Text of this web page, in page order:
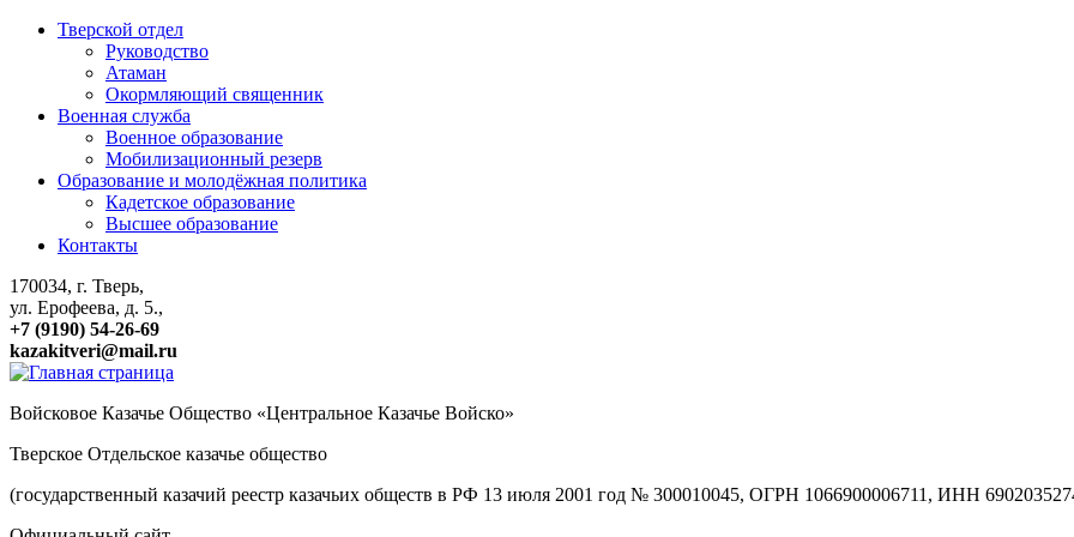
Тверской отдел
Руководство
Атаман
Окормляющий священник
Военная служба
Военное образование
Мобилизационный резерв
Образование и молодёжная политика
Кадетское образование
Высшее образование
Контакты
170034, г. Тверь,
ул. Ерофеева, д. 5.,
+7 (9190) 54-26-69
kazakitveri@mail.ru
Войсковое Казачье Общество «Центральное Казачье Войско»
Тверское Отдельское казачье общество
(государственный казачий реестр казачьих обществ в РФ 13 июля 2001 год № 300010045, ОГРН 1066900006711, ИНН